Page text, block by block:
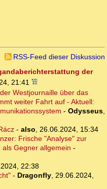
RSS-Feed dieser Diskussion
der
21:41
Westjournaille über das
weiter Fahrt auf - Aktuell:
- Odysseus,
- also, 26.06.2024, 15:34
Frische "Analyse" zur
Gegner allgemein -
22:38
- Dragonfly, 29.06.2024,